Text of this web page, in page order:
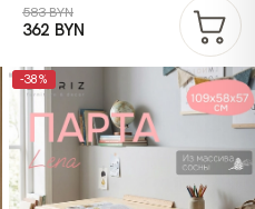
583 BYN
362 BYN
-38%